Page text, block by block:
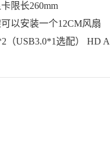
限长260mm
以安装一个12CM风扇
（USB3.0*1选配） HD